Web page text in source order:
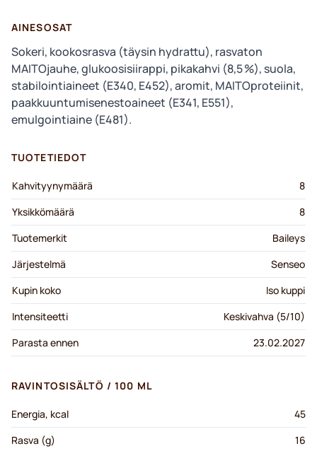
AINESOSAT
Sokeri, kookosrasva (täysin hydrattu), rasvaton
MAITOjauhe, glukoosisiirappi, pikakahvi (8,5 %), suola,
stabilointiaineet (E340, E452), aromit, MAITOproteiinit,
paakkuuntumisenestoaineet (E341, E551),
emulgointiaine (E481).
TUOTETIEDOT
Kahvityynymäärä
8
Yksikkömäärä
8
Tuotemerkit
Baileys
Järjestelmä
Senseo
Kupin koko
Iso kuppi
Intensiteetti
Keskivahva (5/10)
Parasta ennen
23.02.2027
RAVINTOSISÄLTÖ / 100 ML
Energia, kcal
45
Rasva (g)
16